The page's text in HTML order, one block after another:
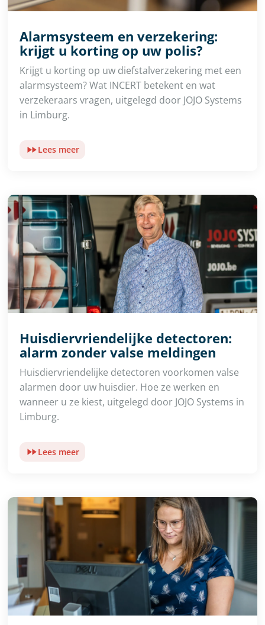
Alarmsysteem en verzekering:
krijgt u korting op uw polis?
Krijgt u korting op uw diefstalverzekering met een
alarmsysteem? Wat INCERT betekent en wat
verzekeraars vragen, uitgelegd door JOJO Systems
in Limburg.
Lees meer
Huisdiervriendelijke detectoren:
alarm zonder valse meldingen
Huisdiervriendelijke detectoren voorkomen valse
alarmen door uw huisdier. Hoe ze werken en
wanneer u ze kiest, uitgelegd door JOJO Systems in
Limburg.
Lees meer